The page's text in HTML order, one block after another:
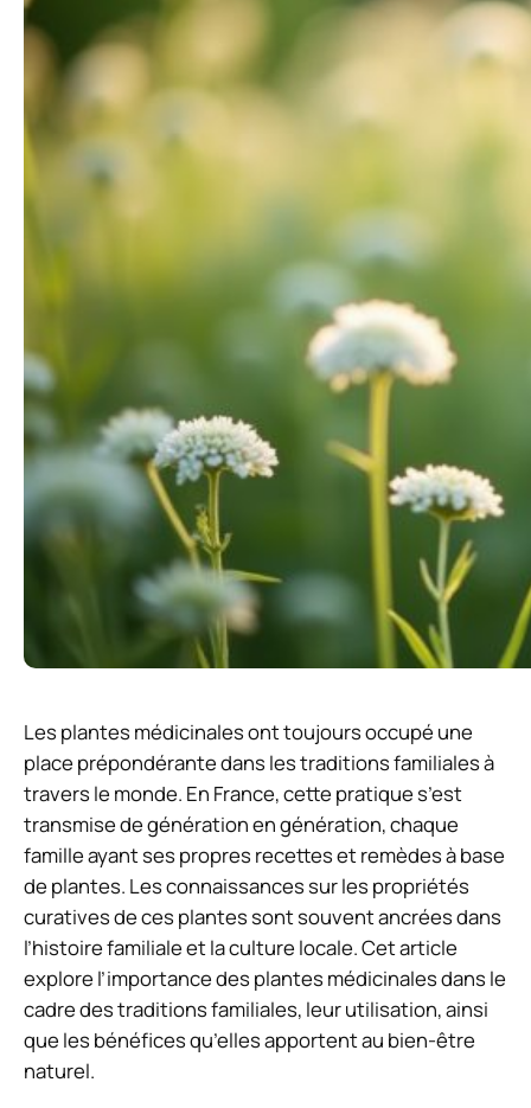
Les plantes médicinales ont toujours occupé une
place prépondérante dans les traditions familiales à
travers le monde. En France, cette pratique s’est
transmise de génération en génération, chaque
famille ayant ses propres recettes et remèdes à base
de plantes. Les connaissances sur les propriétés
curatives de ces plantes sont souvent ancrées dans
l’histoire familiale et la culture locale. Cet article
explore l’importance des plantes médicinales dans le
cadre des traditions familiales, leur utilisation, ainsi
que les bénéfices qu’elles apportent au bien-être
naturel.